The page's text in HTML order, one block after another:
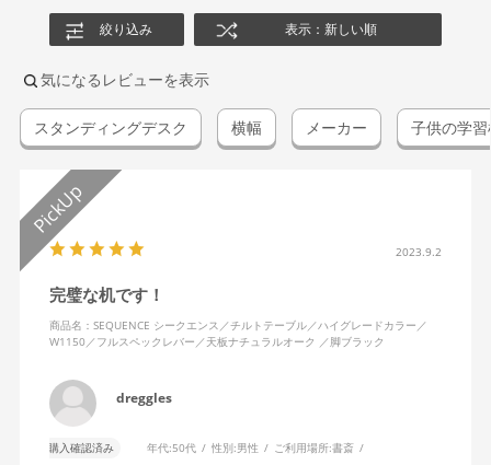
絞り込み 表示：新しい順
気になるレビューを表示
スタンディングデスク 横幅 メーカー 子供の学
2023.9.2
完璧な机です！
商品名：SEQUENCE シークエンス／チルトテーブル／ハイグレードカラー／
W1150／フルスペックレバー／天板ナチュラルオーク ／脚ブラック
dreggles
購入確認済み 年代:50代 性別:男性 ご利用場所:書斎